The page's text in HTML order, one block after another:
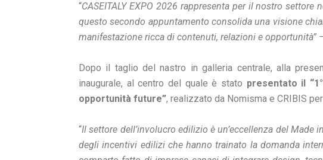
“CASEITALY EXPO 2026 rappresenta per il nostro
questo secondo appuntamento consolida una visione
manifestazione ricca di contenuti, relazioni e opportunità”
Dopo il taglio del nastro in galleria centrale, alla
inaugurale, al centro del quale è stato presentato il
opportunità future”, realizzato da Nomisma e CRIBIS
“Il settore dell’involucro edilizio è un’eccellenza del
degli incentivi edilizi che hanno trainato la domanda